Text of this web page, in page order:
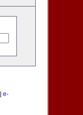
e-